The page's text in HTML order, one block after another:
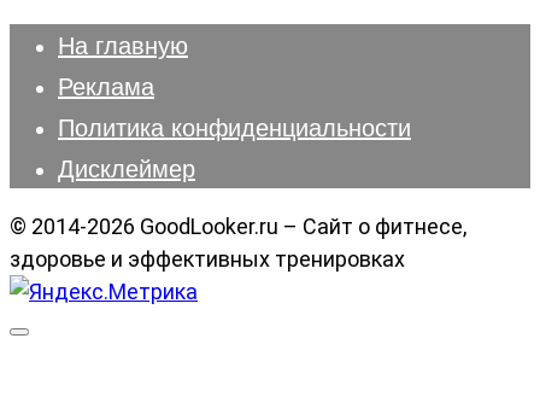
На главную
Реклама
Политика конфиденциальности
Дисклеймер
© 2014-2026 GoodLooker.ru – Сайт о фитнесе,
здоровье и эффективных тренировках